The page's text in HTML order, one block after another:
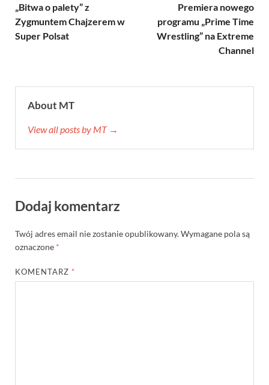
„Bitwa o palety” z
Zygmuntem Chajzerem w
Super Polsat
Premiera nowego
programu „Prime Time
Wrestling” na Extreme
Channel
About MT
View all posts by MT →
Dodaj komentarz
Twój adres email nie zostanie opublikowany.Wymagane pola są
oznaczone *
KOMENTARZ *